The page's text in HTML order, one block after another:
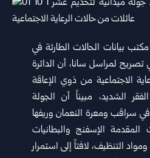
بيانات الحالات الطارئة في
تصريح لمراسل سانا، أن الدائرة
الاجتماعية من ذوي الإعاقة
الشديد، مبيناً أن الجولة
سراقب ومعرة النعمان وريفها
الإسفنج والبطانيات
التنظيف، لافتاً إلى استمرار